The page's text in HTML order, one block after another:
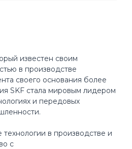
известен своим
в производстве
своего основания более
SKF стала мировым лидером
и передовых
в производстве и
с